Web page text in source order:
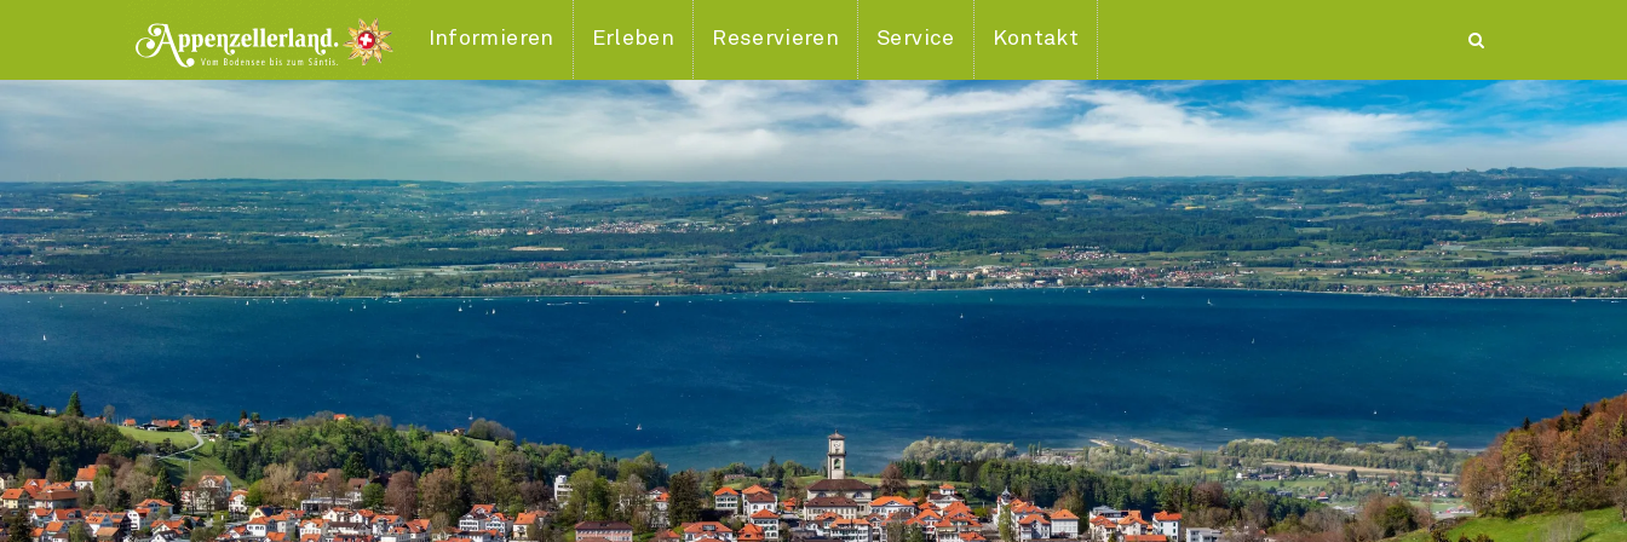
Informieren Erleben Reservieren Service Kontakt